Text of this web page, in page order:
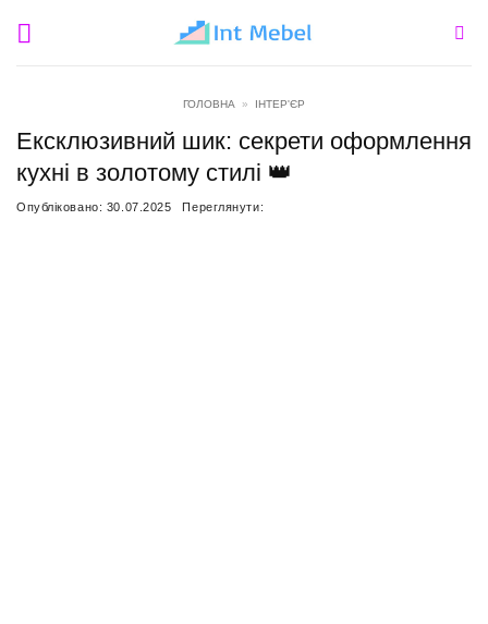
ГОЛОВНА » ІНТЕР'ЄР
Ексклюзивний шик: секрети оформлення
кухні в золотому стилі 👑
Опубліковано: 30.07.2025 Переглянути: